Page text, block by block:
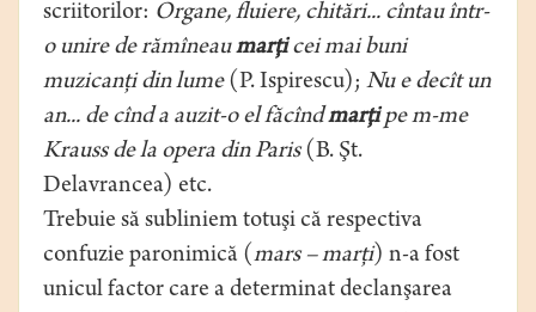
scriitorilor: Organe, fluiere, chitări... cîntau într-
o unire de rămîneaumarţicei mai buni
muzicanţi din lume(P. Ispirescu); Nu e decît un
an... de cînd a auzit-o el făcîndmarţipe m-me
Krauss de la opera din Paris(B. Şt.
Delavrancea) etc.
Trebuie să subliniem totuşi că respectiva
confuzie paronimică (mars – marţi) n-a fost
unicul factor care a determinat declanşarea